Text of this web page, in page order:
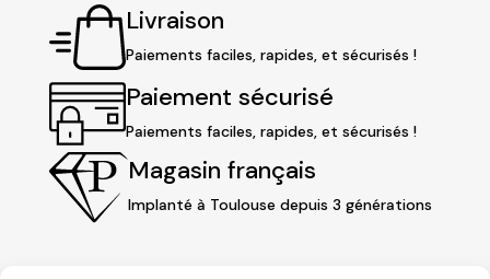
Livraison
Paiements faciles, rapides, et sécurisés !
Paiement sécurisé
Paiements faciles, rapides, et sécurisés !
Magasin français
Implanté à Toulouse depuis 3 générations